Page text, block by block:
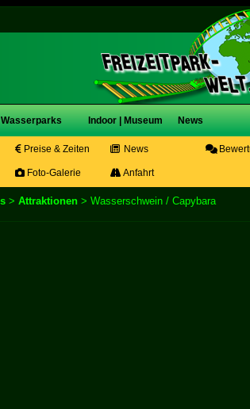
Wasserparks Indoor | Museum News
Preise & Zeiten News
Foto-Galerie Anfahrt
> Attraktionen > Wasserschwein / Capybara